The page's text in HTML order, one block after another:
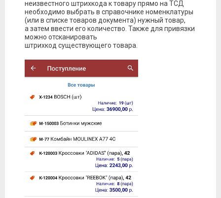
неизвестного штрихкода к товару прямо на ТСД
необходимо выбрать в справочнике номенклатуры
(или в списке товаров документа) нужный товар,
а затем ввести его количество. Также для привязки
можно отсканировать
штрихкод существующего товара.